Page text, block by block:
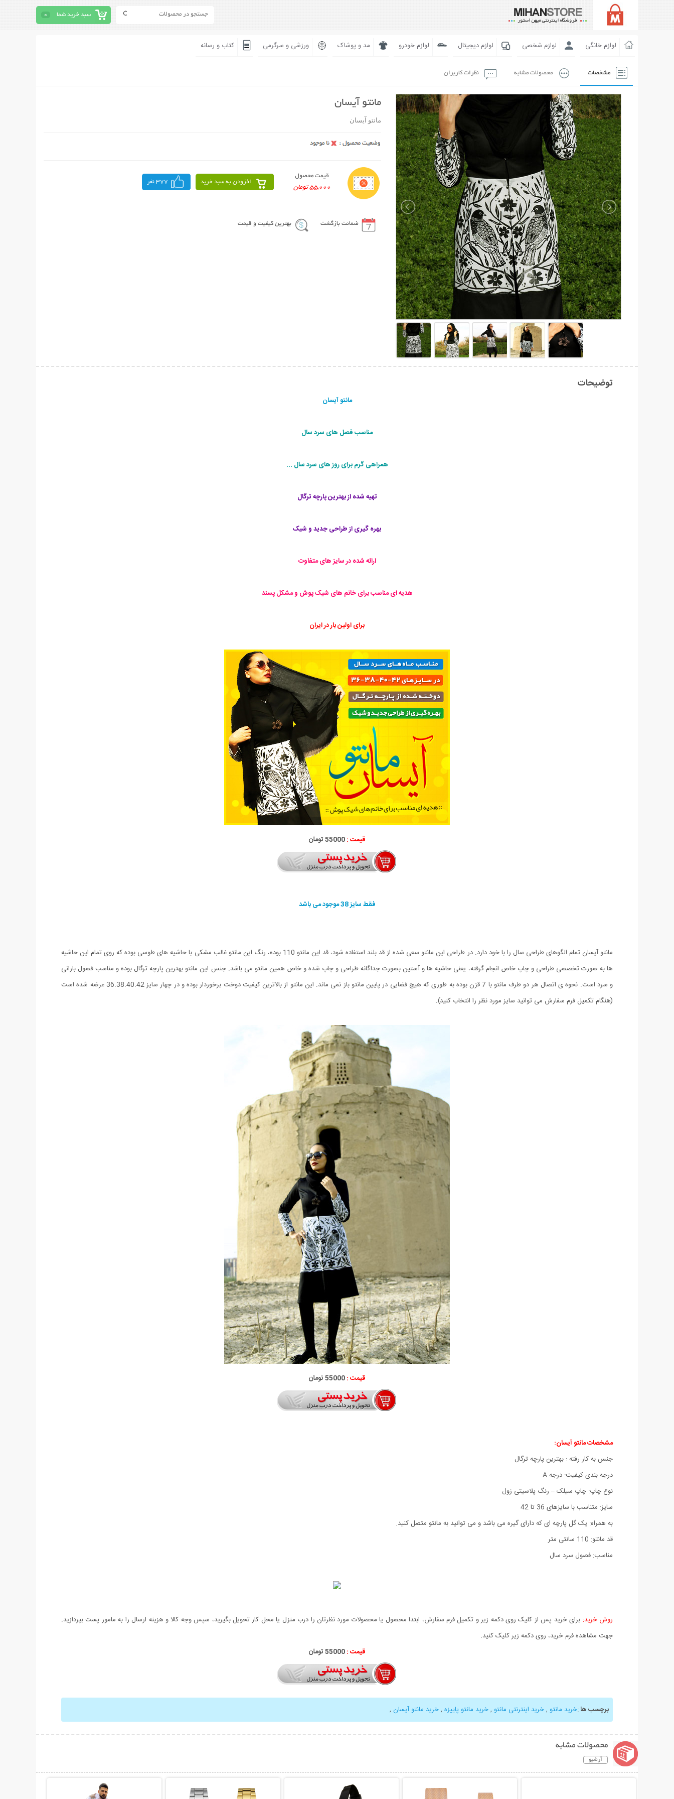
سبد خرید شما 0
لوازم خانگی لوازم شخصی لوازم دیجیتال لوازم خودرو مد و پوشاک ورزشی و سرگرمی کتاب و رسانه
مشخصات محصولات مشابه نظرات کاربران
مانتو آیسان
مانتو آیسان
قیمت محصول
55,000 تومان
افزودن به سبد خرید 377 نفر
ضمانت بازگشت بهترین کیفیت و قیمت
توضیحات
مانتو آیسان
مناسب فصل های سرد سال
همراهی گرم برای روز های سرد سال ...
تهیه شده از بهترین پارچه ترگال
بهره گیری از طراحی جدید و شیک
ارائه شده در سایز های متفاوت
هدیه ای مناسب برای خانم های شیک پوش و مشکل پسند
برای اولین بار در ایران
قیمت :55000 تومان
فقط سایز 38 موجود می باشد
مانتو آیسان تمام الگوهای طراحی سال را با خود دارد. در طراحی این مانتو سعی شده از قد بلند استفاده شود، قد این مانتو 110 بوده، رنگ این مانتو غالب مشکی با حاشیه های طوسی بوده که روی تمام این حاشیه
ها به صورت تخصصی طراحی و چاپ خاص انجام گرفته، یعنی حاشیه ها و آستین بصورت جداگانه طراحی و چاپ شده و خاص همین مانتو می باشد. جنس این مانتو بهترین پارچه ترگال بوده و مناسب فصول بارانی
و سرد است. نحوه ی اتصال هر دو طرف مانتو با 7 قزن بوده به طوری که هیچ فضایی در پایین مانتو باز نمی ماند. این مانتو از بالاترین کیفیت دوخت برخوردار بوده و در چهار سایز 36.38.40.42 عرضه شده است
(هنگام تکمیل فرم سفارش می توانید سایز مورد نظر را انتخاب کنید).
قیمت :55000 تومان
مشخصات مانتو آیسان:
جنس به کار رفته : بهترین پارچه ترگال
درجه بندی کیفیت: درجه A
نوع چاپ: چاپ سیلک – رنگ پلاسیتی زول
سایز: متناسب با سایزهای 36 تا 42
به همراه: یک گل پارچه ای که دارای گیره می باشد و می توانید به مانتو متصل کنید.
قد مانتو: 110 سانتی متر
مناسب: فصول سرد سال
روش خرید: برای خرید پس از کلیک روی دکمه زیر و تکمیل فرم سفارش، ابتدا محصول یا محصولات مورد نظرتان را درب منزل یا محل کار تحویل بگیرید، سپس وجه کالا و هزینه ارسال را به مامور پست بپردازید.
جهت مشاهده فرم خرید، روی دکمه زیر کلیک کنید.
قیمت :55000 تومان
برچسب ها:خرید مانتو ,خرید اینترنتی مانتو ,خرید مانتو پاییزه ,خرید مانتو آیسان ,
محصولات مشابه
آرشیو